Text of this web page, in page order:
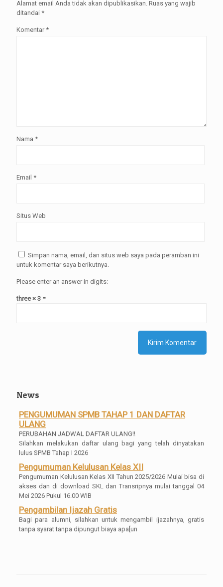
Alamat email Anda tidak akan dipublikasikan. Ruas yang wajib
ditandai *
Komentar *
Nama *
Email *
Situs Web
Simpan nama, email, dan situs web saya pada peramban ini
untuk komentar saya berikutnya.
Please enter an answer in digits:
three × 3 =
News
PENGUMUMAN SPMB TAHAP 1 DAN DAFTAR
ULANG
PERUBAHAN JADWAL DAFTAR ULANG!!
Silahkan melakukan daftar ulang bagi yang telah dinyatakan
lulus SPMB Tahap I 2026
Pengumuman Kelulusan Kelas XII
Pengumuman Kelulusan Kelas XII Tahun 2025/2026 Mulai bisa di
akses dan di download SKL dan Transripnya mulai tanggal 04
Mei 2026 Pukul 16.00 WIB
Pengambilan Ijazah Gratis
Bagi para alumni, silahkan untuk mengambil ijazahnya, gratis
tanpa syarat tanpa dipungut biaya apa[un